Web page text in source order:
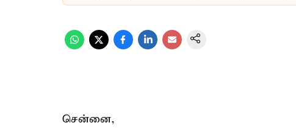
சென்னை,